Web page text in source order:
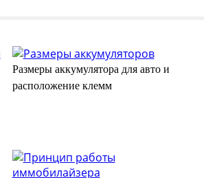
Размеры аккумулятора для авто и
расположение клемм